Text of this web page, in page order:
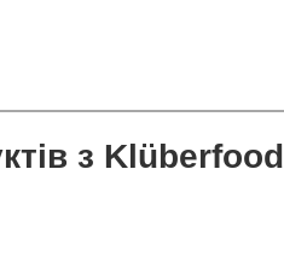
з Klüberfood